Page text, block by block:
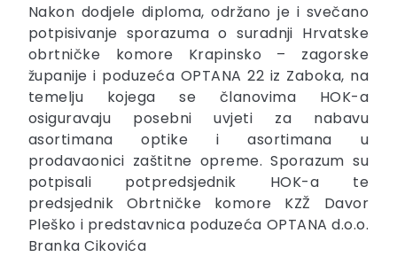
Nakon dodjele diploma, održano je i svečano
potpisivanje sporazuma o suradnji Hrvatske
obrtničke komore Krapinsko – zagorske
županije i poduzeća OPTANA 22 iz Zaboka, na
temelju kojega se članovima HOK-a
osiguravaju posebni uvjeti za nabavu
asortimana optike i asortimana u
prodavaonici zaštitne opreme. Sporazum su
potpisali potpredsjednik HOK-a te
predsjednik Obrtničke komore KZŽ Davor
Pleško i predstavnica poduzeća OPTANA d.o.o.
Branka Cikovića